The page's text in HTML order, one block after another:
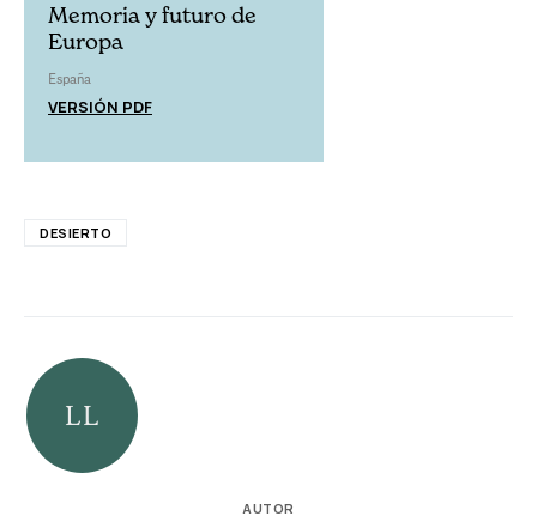
Memoria y futuro de
Europa
España
VERSIÓN PDF
DESIERTO
AUTOR